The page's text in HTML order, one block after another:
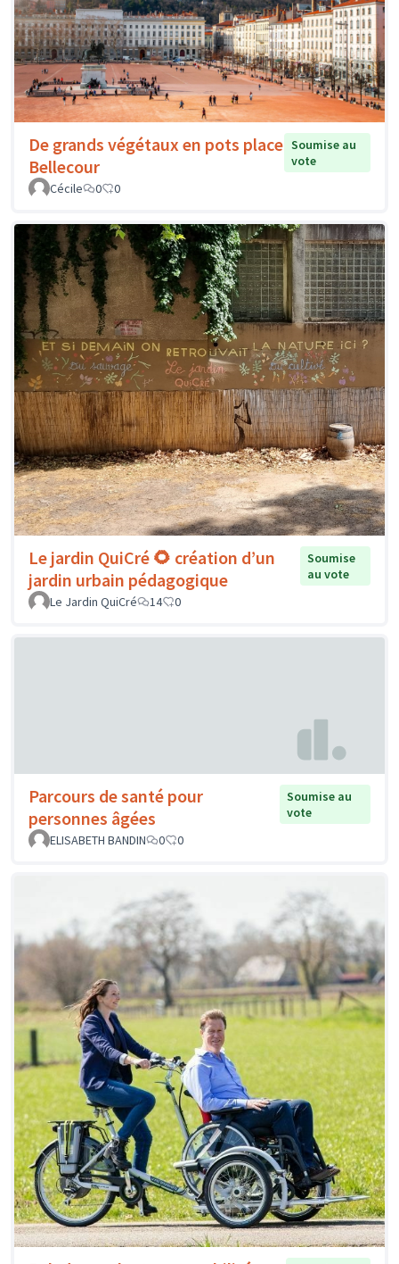
De grands végétaux en pots place
Bellecour
Soumise au
vote
Cécile
0 0
Le jardin QuiCré 🌻 création d’un
jardin urbain pédagogique
Soumise
au vote
Le Jardin QuiCré
14 0
Parcours de santé pour
personnes âgées
Soumise au
vote
ELISABETH BANDIN
0 0